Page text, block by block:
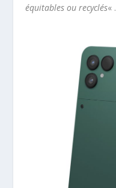
équitables ou recyclés« .